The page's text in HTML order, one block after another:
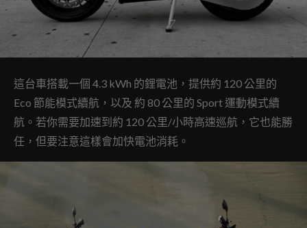
這台車搭載一個 4.3 kWh 的鋰電池，提供約 120 公里的
Eco 節能模式續航，以及 約 80 公里的 Sport 運動模式續
航。若你需要加速到約 120 公里/小時高速巡航，它也能勝
任，但要注意這樣會加快電池消耗。